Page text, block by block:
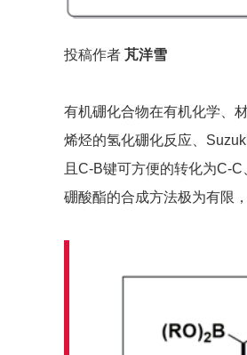
投稿作者 芃洋雪
有机硼化合物在有机化学、
烯烃的氢化硼化反应、
且C-B键可方便的转化为C-
硼酸酯的合成方法极为有限